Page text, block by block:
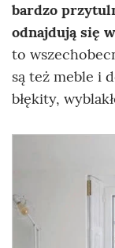
bardzo
odnajdują się
to
są też meble i
błękity,